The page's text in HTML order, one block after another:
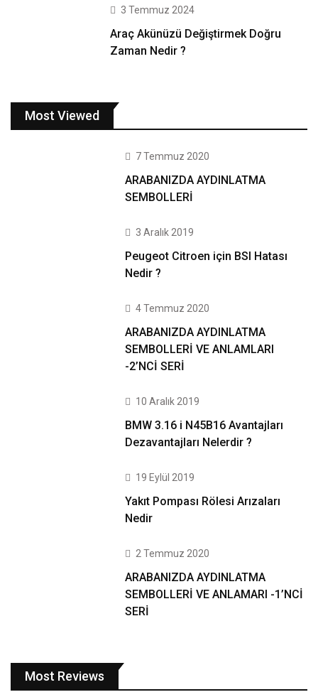
3 Temmuz 2024
Araç Akünüzü Değiştirmek Doğru
Zaman Nedir ?
Most Viewed
7 Temmuz 2020
ARABANIZDA AYDINLATMA
SEMBOLLERİ
3 Aralık 2019
Peugeot Citroen için BSI Hatası
Nedir ?
4 Temmuz 2020
ARABANIZDA AYDINLATMA
SEMBOLLERİ VE ANLAMLARI
-2’NCİ SERİ
10 Aralık 2019
BMW 3.16 i N45B16 Avantajları
Dezavantajları Nelerdir ?
19 Eylül 2019
Yakıt Pompası Rölesi Arızaları
Nedir
2 Temmuz 2020
ARABANIZDA AYDINLATMA
SEMBOLLERİ VE ANLAMARI -1’NCİ
SERİ
Most Reviews